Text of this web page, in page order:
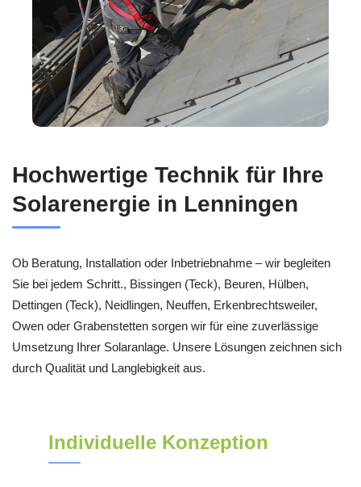
Hochwertige Technik für Ihre
Solarenergie in Lenningen
Ob Beratung, Installation oder Inbetriebnahme – wir begleiten
Sie bei jedem Schritt., Bissingen (Teck), Beuren, Hülben,
Dettingen (Teck), Neidlingen, Neuffen, Erkenbrechtsweiler,
Owen oder Grabenstetten sorgen wir für eine zuverlässige
Umsetzung Ihrer Solaranlage. Unsere Lösungen zeichnen sich
durch Qualität und Langlebigkeit aus.
Individuelle Konzeption